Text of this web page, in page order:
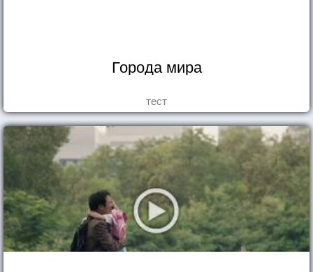
Города мира
тест